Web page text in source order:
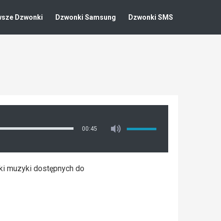
Dzwonki Dzwonki Samsung Dzwonki SMS
00:45
muzyki dostępnych do